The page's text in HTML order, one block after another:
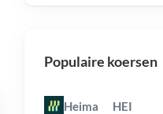
Populaire koersen
Heima HEI